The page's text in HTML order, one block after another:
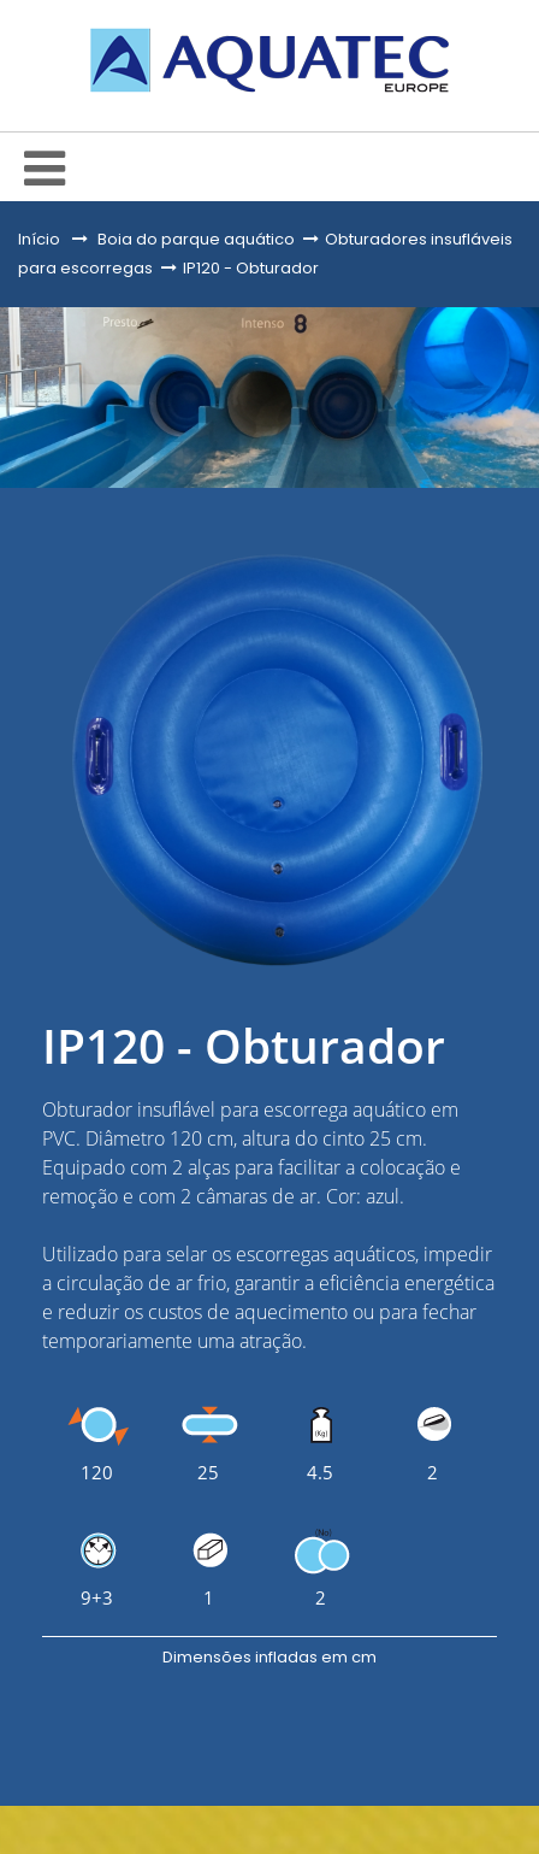
Início &gt;Boia do parque aquático > Obturadores insufláveis
para escorregas > IP120 - Obturador
IP120 - Obturador
Obturador insuflável para escorrega aquático em
PVC. Diâmetro 120 cm, altura do cinto 25 cm.
Equipado com 2 alças para facilitar a colocação e
remoção e com 2 câmaras de ar. Cor: azul.
Utilizado para selar os escorregas aquáticos, impedir
a circulação de ar frio, garantir a eficiência energética
e reduzir os custos de aquecimento ou para fechar
temporariamente uma atração.
120 25 4.5 2
9+3 1 2
Dimensões infladas em cm